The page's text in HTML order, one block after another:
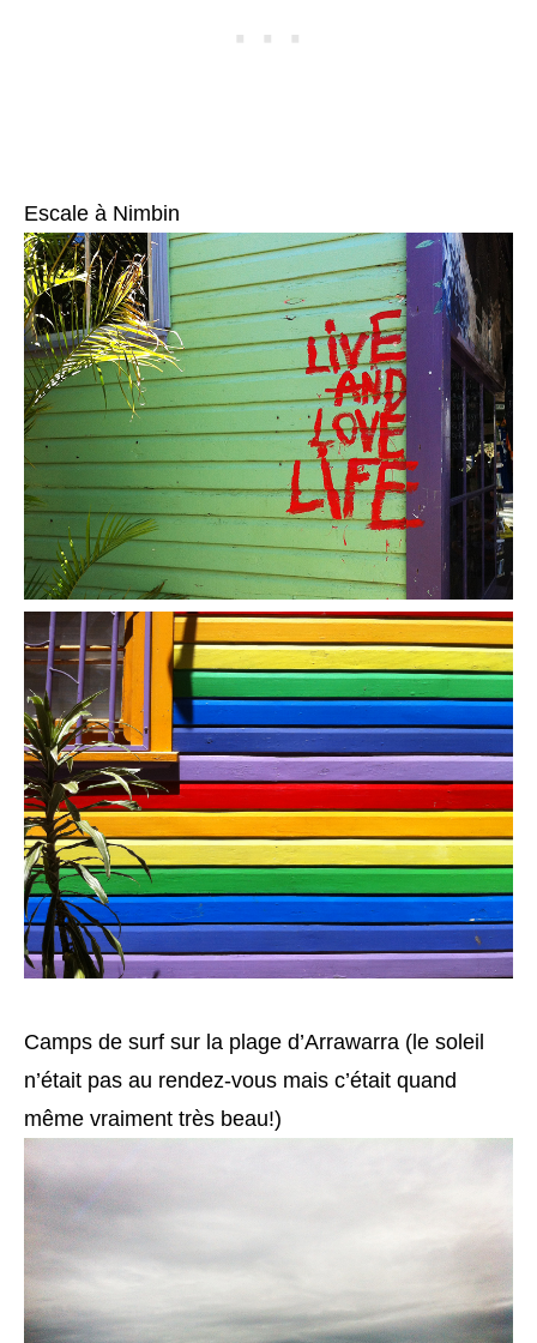
Escale à Nimbin
Camps de surf sur la plage d’Arrawarra (le soleil
n’était pas au rendez-vous mais c’était quand
même vraiment très beau!)